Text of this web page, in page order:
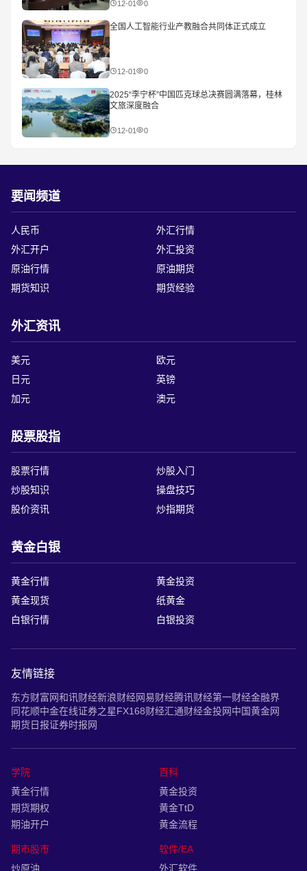
12-01 0
全国人工智能行业产教融合共同体正式成立
12-01 0
2025“李宁杯”中国匹克球总决赛圆满落幕，桂林
文旅深度融合
12-01 0
要闻频道
人民币
外汇行情
外汇开户
外汇投资
原油行情
原油期货
期货知识
期货经验
外汇资讯
美元
欧元
日元
英镑
加元
澳元
股票股指
股票行情
炒股入门
炒股知识
操盘技巧
股价资讯
炒指期货
黄金白银
黄金行情
黄金投资
黄金现货
纸黄金
白银行情
白银投资
友情链接
东方财富网和讯财经新浪财经网易财经腾讯财经第一财经金融界
同花顺中金在线证券之星FX168财经汇通财经金投网中国黄金网
期货日报证券时报网
学院
黄金行情
期货期权
期油开户
百科
黄金投资
黄金TtD
黄金流程
期市股市
炒原油
软件/EA
外汇软件